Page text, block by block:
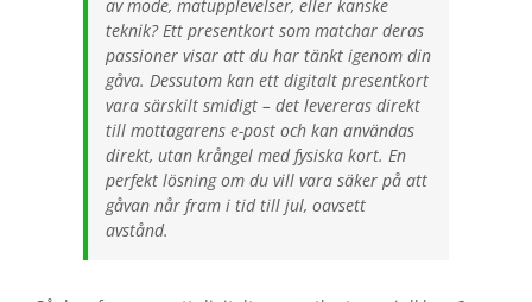
av mode, matupplevelser, eller kanske
teknik? Ett presentkort som matchar deras
passioner visar att du har tänkt igenom din
gåva. Dessutom kan ett digitalt presentkort
vara särskilt smidigt – det levereras direkt
till mottagarens e-post och kan användas
direkt, utan krångel med fysiska kort. En
perfekt lösning om du vill vara säker på att
gåvan når fram i tid till jul, oavsett
avstånd.